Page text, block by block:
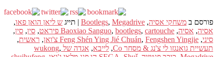
פורסם ב משחקי אסיה,
Bootlegs, Megadrive
| תייג ש ליאן הואן פאו,
אסיה, אסיה,
Baoxiao Sanguo, bootlegs, cartouche פיראט , סין, סין,
סיני,
Feng Shén Ying Jié Chuán, Fengshen Yingjie צ'ואן , ראשית,
תעשיית גואנגזו לי צ'נג & מסחר Co
, לייבא, אגדה של wukong ,